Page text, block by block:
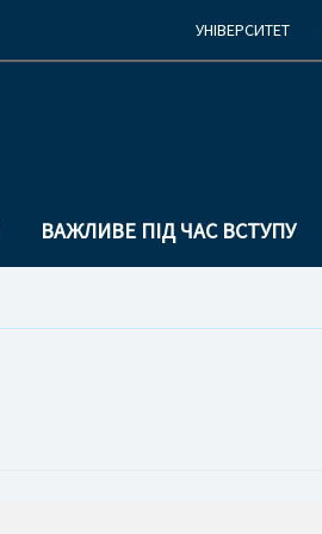
УНІВЕРСИТЕТ
ВАЖЛИВЕ ПІД ЧАС ВСТУПУ